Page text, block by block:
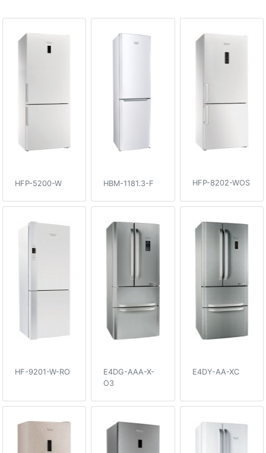
HFP-5200-W HBM-1181.3-F HFP-8202-WOS
HF-9201-W-RO
E4DG-AAA-X-
O3
E4DY-AA-XC